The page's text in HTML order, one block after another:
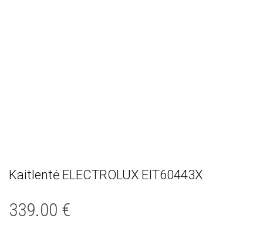
Kaitlentė ELECTROLUX EIT60443X
339.00 €